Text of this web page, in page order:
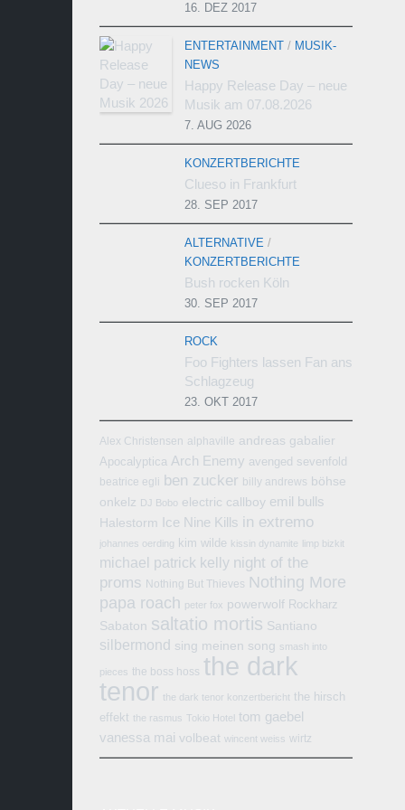
16. DEZ 2017
ENTERTAINMENT / MUSIK-
NEWS
Happy Release Day – neue
Musik am 07.08.2026
7. AUG 2026
KONZERTBERICHTE
Clueso in Frankfurt
28. SEP 2017
ALTERNATIVE /
KONZERTBERICHTE
Bush rocken Köln
30. SEP 2017
ROCK
Foo Fighters lassen Fan ans
Schlagzeug
23. OKT 2017
Alex Christensen alphaville andreas gabalier
Apocalyptica Arch Enemy avenged sevenfold
beatrice egli ben zucker billy andrews böhse
onkelz DJ Bobo electric callboy emil bulls
Halestorm Ice Nine Kills in extremo
johannes oerding kim wilde kissin dynamite limp bizkit
michael patrick kelly night of the
proms Nothing But Thieves Nothing More
papa roach peter fox powerwolf Rockharz
Sabaton saltatio mortis Santiano
silbermond sing meinen song smash into
pieces the boss hoss the dark
tenor the dark tenor konzertbericht the hirsch
effekt the rasmus Tokio Hotel tom gaebel
vanessa mai volbeat wincent weiss wirtz